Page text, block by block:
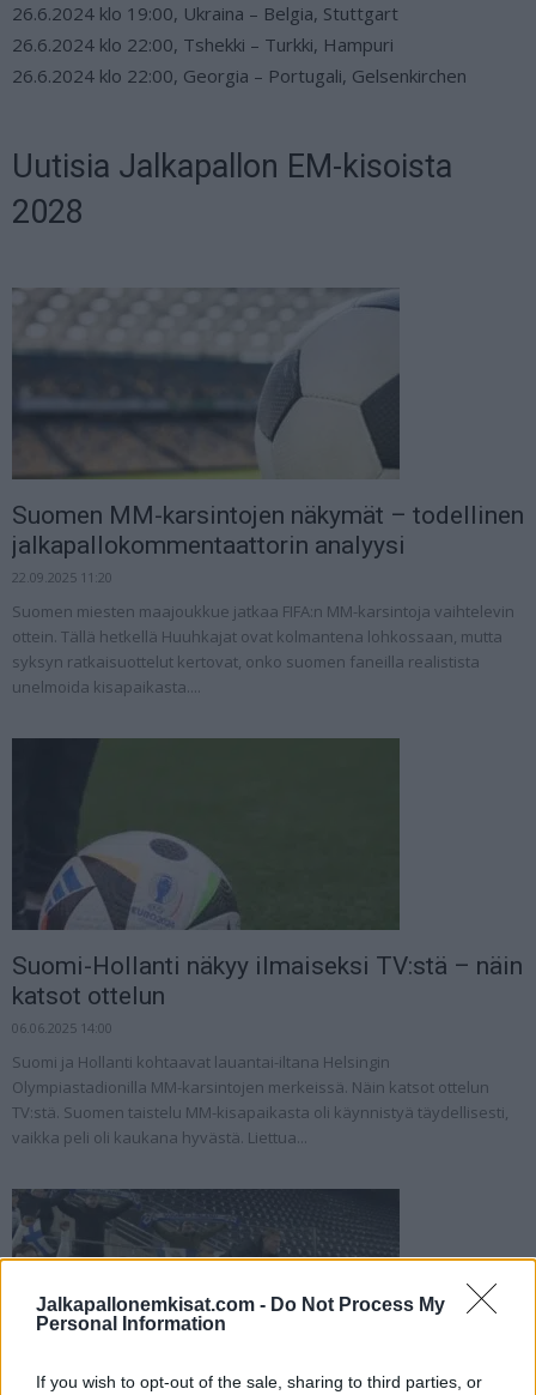
Jalkapallonemkisat.com - Do Not Process My
Personal Information
If you wish to opt-out of the sale, sharing to third parties, or
26.6.2024 klo 19:00, Ukraina – Belgia, Stuttgart
26.6.2024 klo 22:00, Tshekki – Turkki, Hampuri
26.6.2024 klo 22:00, Georgia – Portugali, Gelsenkirchen
Uutisia Jalkapallon EM-kisoista
2028
Suomen MM-karsintojen näkymät – todellinen
jalkapallokommentaattorin analyysi
22.09.2025 11:20
Suomen miesten maajoukkue jatkaa FIFA:n MM-karsintoja vaihtelevin
ottein. Tällä hetkellä Huuhkajat ovat kolmantena lohkossaan, mutta
syksyn ratkaisuottelut kertovat, onko suomen faneilla realistista
unelmoida kisapaikasta....
Suomi-Hollanti näkyy ilmaiseksi TV:stä – näin
katsot ottelun
06.06.2025 14:00
Suomi ja Hollanti kohtaavat lauantai-iltana Helsingin
Olympiastadionilla MM-karsintojen merkeissä. Näin katsot ottelun
TV:stä. Suomen taistelu MM-kisapaikasta oli käynnistyä täydellisesti,
vaikka peli oli kaukana hyvästä. Liettua...